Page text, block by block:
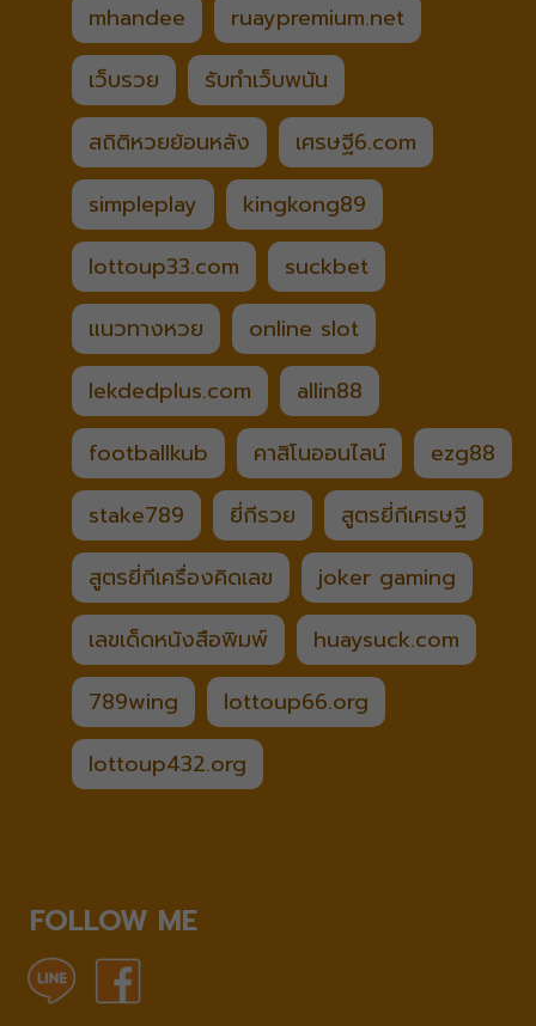
mhandee
ruaypremium.net
เว็บรวย
รับทำเว็บพนัน
สถิติหวยย้อนหลัง
เศรษฐี6.com
simpleplay
kingkong89
lottoup33.com
suckbet
แนวทางหวย
online slot
lekdedplus.com
allin88
footballkub
คาสิโนออนไลน์
ezg88
stake789
ยี่กีรวย
สูตรยี่กีเศรษฐี
สูตรยี่กีเครื่องคิดเลข
joker gaming
เลขเด็ดหนังสือพิมพ์
huaysuck.com
789wing
lottoup66.org
lottoup432.org
FOLLOW ME